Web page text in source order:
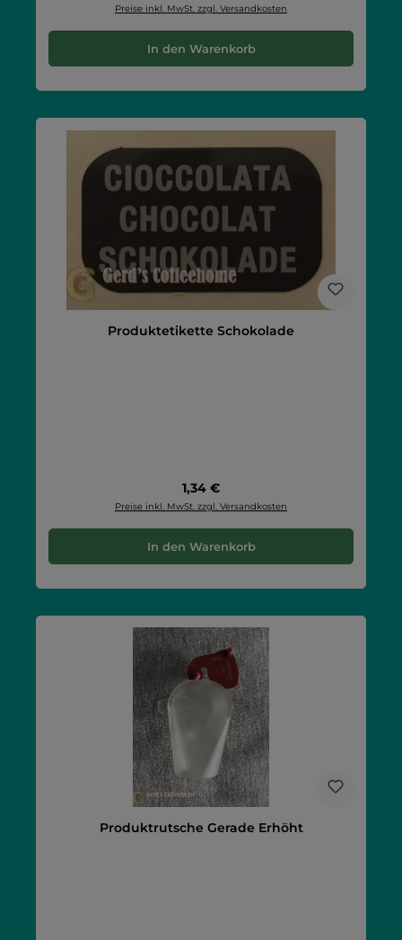
Preise inkl. MwSt. zzgl. Versandkosten
In den Warenkorb
Produktetikette Schokolade
Regulärer Preis:
1,34 €
Preise inkl. MwSt. zzgl. Versandkosten
In den Warenkorb
Produktrutsche Gerade Erhöht